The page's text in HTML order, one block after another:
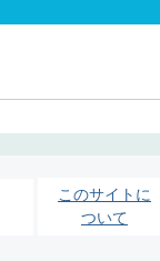
このサイトに
ついて